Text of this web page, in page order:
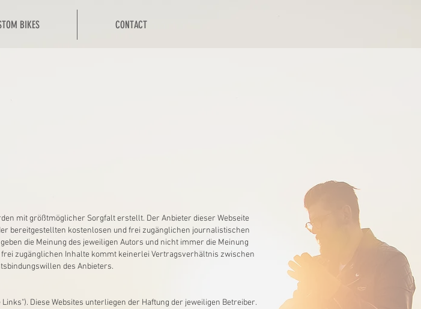
BIKES CONTACT
mit größtmöglicher Sorgfalt erstellt. Der Anbieter dieser Webseite
bereitgestellten kostenlosen und frei zugänglichen journalistischen
die Meinung des jeweiligen Autors und nicht immer die Meinung
zugänglichen Inhalte kommt keinerlei Vertragsverhältnis zwischen
des Anbieters.
Diese Websites unterliegen der Haftung der jeweiligen Betreiber.